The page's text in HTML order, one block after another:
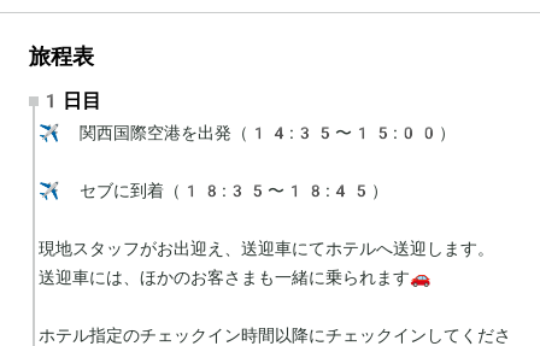
旅程表
1日目
✈️ 関西国際空港を出発（14:35〜15:00）
✈️ セブに到着（18:35〜18:45）
現地スタッフがお出迎え、送迎車にてホテルへ送迎します。
送迎車には、ほかのお客さまも一緒に乗られます🚗
ホテル指定のチェックイン時間以降にチェックインしてくださ